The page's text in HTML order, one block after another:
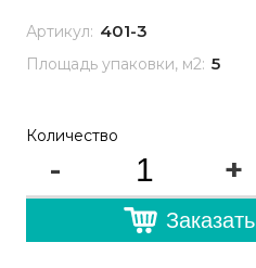
Артикул: 401-3
Площадь упаковки, м2: 5
Количество
- +
Заказать